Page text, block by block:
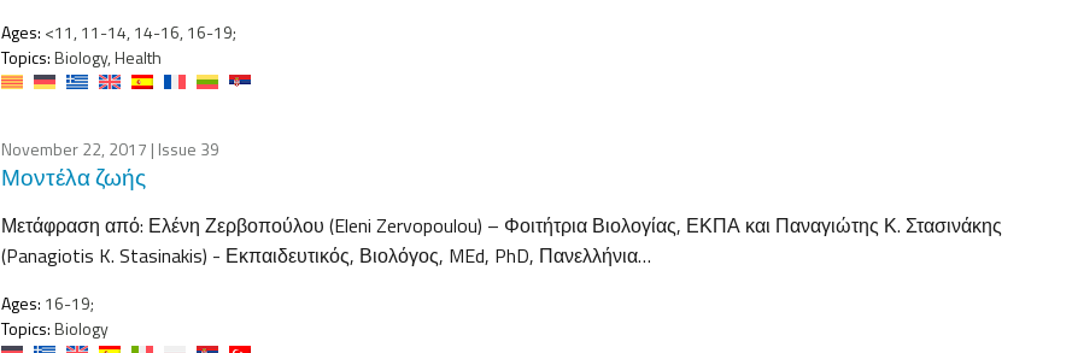
Ages: <11, 11-14, 14-16, 16-19;
Topics:Biology, Health
November 22, 2017 | Issue 39
Μοντέλα ζωής
Μετάφραση από: Ελένη Ζερβοπούλου (Eleni Zervopoulou) – Φοιτήτρια Βιολογίας, ΕΚΠΑ και Παναγιώτης Κ. Στασινάκης
(Panagiotis K. Stasinakis) - Εκπαιδευτικός, Βιολόγος, MEd, PhD, Πανελλήνια…
Ages: 16-19;
Topics:Biology